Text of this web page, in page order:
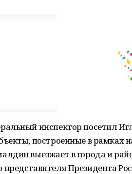
инспектор посетил
построенные в рамках
выезжает в города и
представителя Президента